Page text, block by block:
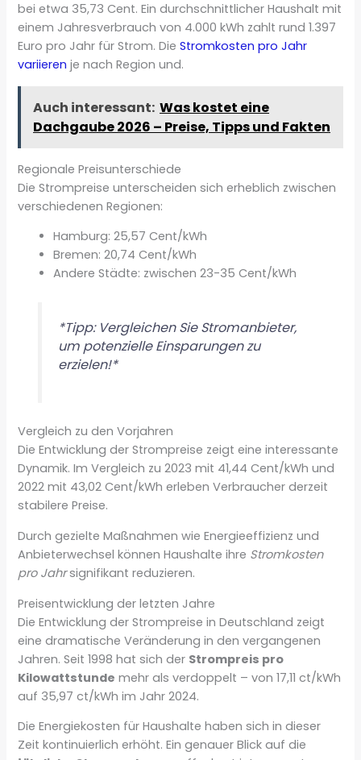
bei etwa 35,73 Cent. Ein durchschnittlicher Haushalt mit
einem Jahresverbrauch von 4.000 kWh zahlt rund 1.397
Euro pro Jahr für Strom. DieStromkosten pro Jahr
variieren je nach Region und.
Auch interessant: Was kostet eine
Dachgaube 2026 – Preise, Tipps und Fakten
Regionale Preisunterschiede
Die Strompreise unterscheiden sich erheblich zwischen
verschiedenen Regionen:
Hamburg: 25,57 Cent/kWh
Bremen: 20,74 Cent/kWh
Andere Städte: zwischen 23-35 Cent/kWh
*Tipp: Vergleichen Sie Stromanbieter,
um potenzielle Einsparungen zu
erzielen!*
Vergleich zu den Vorjahren
Die Entwicklung der Strompreise zeigt eine interessante
Dynamik. Im Vergleich zu 2023 mit 41,44 Cent/kWh und
2022 mit 43,02 Cent/kWh erleben Verbraucher derzeit
stabilere Preise.
Durch gezielte Maßnahmen wie Energieeffizienz und
Anbieterwechsel können Haushalte ihre Stromkosten
pro Jahrsignifikant reduzieren.
Preisentwicklung der letzten Jahre
Die Entwicklung der Strompreise in Deutschland zeigt
eine dramatische Veränderung in den vergangenen
Jahren. Seit 1998 hat sich der Strompreis pro
Kilowattstunde mehr als verdoppelt – von 17,11 ct/kWh
auf 35,97 ct/kWh im Jahr 2024.
Die Energiekosten für Haushalte haben sich in dieser
Zeit kontinuierlich erhöht. Ein genauer Blick auf die